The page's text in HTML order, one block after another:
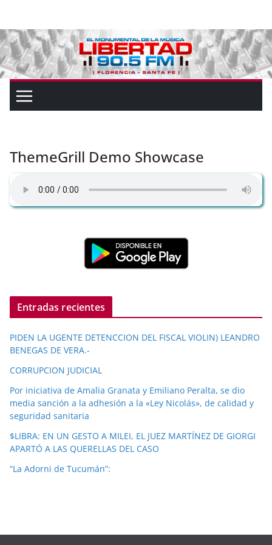
ThemeGrill Demo Showcase
Entradas recientes
PIDEN LA UGENTE DETENCCION DEL FISCAL VIOLIN) LEANDRO
BENEGAS DE VERA.-
CORRUPCION JUDICIAL
Por iniciativa de Amalia Granata y Emiliano Peralta, se dio
media sanción a la adhesión a la «Ley Nicolás», de calidad y
seguridad sanitaria
$LIBRA: EN UN GESTO A MILEI, EL JUEZ MARTÍNEZ DE GIORGI
APARTÓ A LAS QUERELLAS DEL CASO
“La Adorni de Tucumán”: